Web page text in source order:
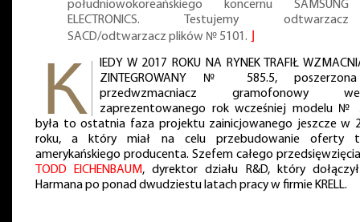
południowokoreańskiego koncernu SAMSUNG
ELECTRONICS. Testujemy odtwarzacz
SACD/odtwarzacz plików № 5101.
IEDY W 2017 ROKU NA RYNEK TRAFIŁ
ZINTEGROWANY № 585.5,
przedwzmacniacz gramofonowy
zaprezentowanego rok wcześniej modelu №
była to ostatnia faza projektu zainicjowanego jeszcze w
roku, a który miał na celu przebudowanie oferty
amerykańskiego producenta. Szefem całego
TODD EICHENBAUM, dyrektor działu R&D, który
Harmana po ponad dwudziestu latach pracy w firmie KRELL.